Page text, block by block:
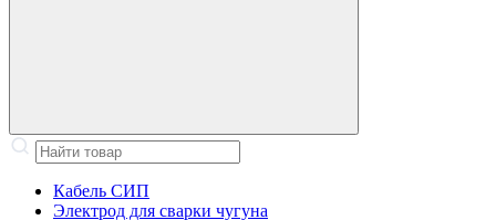
Кабель СИП
Электрод для сварки чугуна